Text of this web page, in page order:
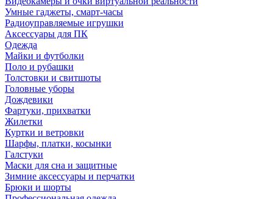
Умные гаджеты, смарт-часы
Радиоуправляемые игрушки
Аксессуары для ПК
Одежда
Майки и футболки
Поло и рубашки
Толстовки и свитшоты
Головные уборы
Дождевики
Фартуки, прихватки
Жилетки
Куртки и ветровки
Шарфы, платки, косынки
Галстуки
Маски для сна и защитные
Зимние аксессуары и перчатки
Брюки и шорты